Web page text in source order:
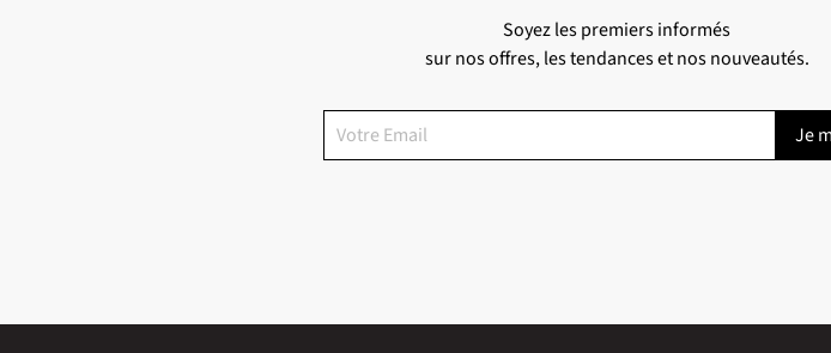
Soyez les premiers informés
sur nos offres, les tendances et nos nouveautés.